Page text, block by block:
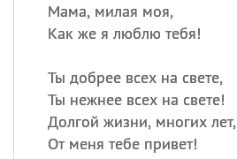
Мама, милая моя,
Как же я люблю тебя!
Ты добрее всех на свете,
Ты нежнее всех на свете!
Долгой жизни, многих лет,
От меня тебе привет!